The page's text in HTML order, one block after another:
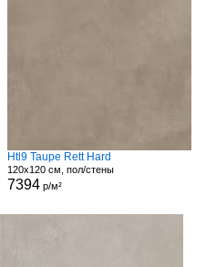
Htl9 Taupe Rett Hard
120x120 см, пол/стены
7394 р/м²